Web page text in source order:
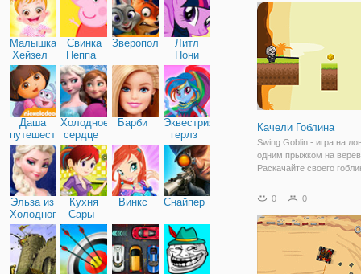
Малышка
Хейзел
Свинка
Пеппа
Зверополис
Литл
Пони
Дружба
Даша
путешественница
Холодное
сердце
Барби
Эквестрия
герлз
Эльза из
Холодного
сердца
Кухня
Сары
Винкс Снайпер
других препятствий,
Качели Гоблина
Swing Goblin - игра на
одним прыжком на
Раскачайте своего
симпатичных
Простой в управлении,
сложный для всех
0 0